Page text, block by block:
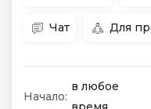
Чат Для
Начало:
в любое